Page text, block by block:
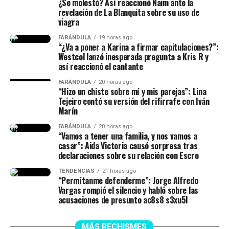
Según contó, él le habría dado pie por un chiste que hizo
“El primer día que
grabamos el primer
capítulo (…) Iván me hizo
un comentario al aire,
mientras estábamos
grabando, que no salió en el
primer capítulo y se refirió
a mi (…) Hizo un chiste
sobre mi y sobre algo de
mis parejas (…) y yo dije ya
me dio papaya, ya yo sé a
señaló.
@cvclips5 #therealescro #aidavictoria
sonido original – CvClips
¿Se molestó? Así reaccionó Naim ante la
revelación de La Blanquita sobre su uso de
viagra
FARÁNDULA 19 horas ago
“¿Va a poner a Karina a firmar capitulaciones?”:
Westcol lanzó inesperada pregunta a Kris R y
así reaccionó el cantante
FARÁNDULA 20 horas ago
“Hizo un chiste sobre mí y mis parejas”: Lina
Tejeiro contó su versión del rifirrafe con Iván
Marín
FARÁNDULA 20 horas ago
“Vamos a tener una familia, y nos vamos a
casar”: Aida Victoria causó sorpresa tras
declaraciones sobre su relación con Escro
TENDENCIAS 21 horas ago
“Permítanme defenderme”: Jorge Alfredo
Vargas rompió el silencio y habló sobre las
acusaciones de presunto ac8s8 s3xu5l
MÁS RECHISMES